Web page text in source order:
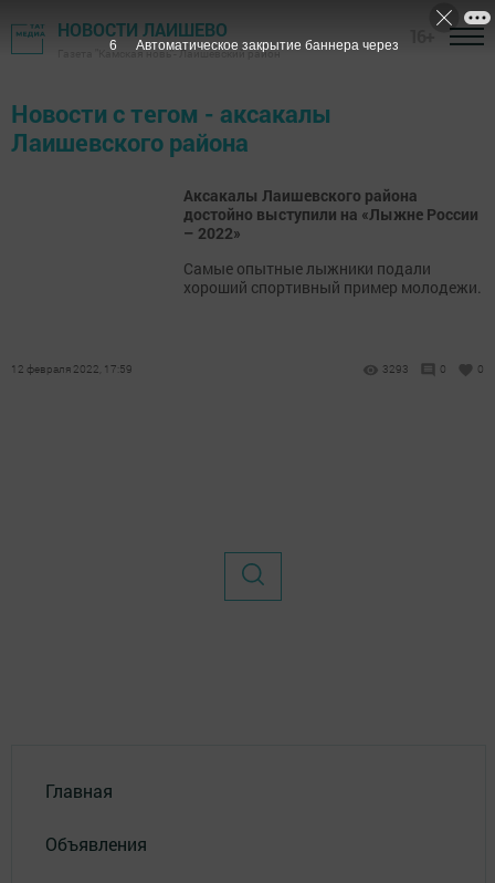
НОВОСТИ ЛАИШЕВО
Газета "Камская новь"- Лаишевский район
Новости с тегом - аксакалы
Лаишевского района
Аксакалы Лаишевского района
достойно выступили на «Лыжне России
– 2022»
​​​​​​​Самые опытные лыжники подали
хороший спортивный пример молодежи.
12 февраля 2022, 17:59 3293 0 0
Главная
Объявления
6 Автоматическое закрытие баннера через